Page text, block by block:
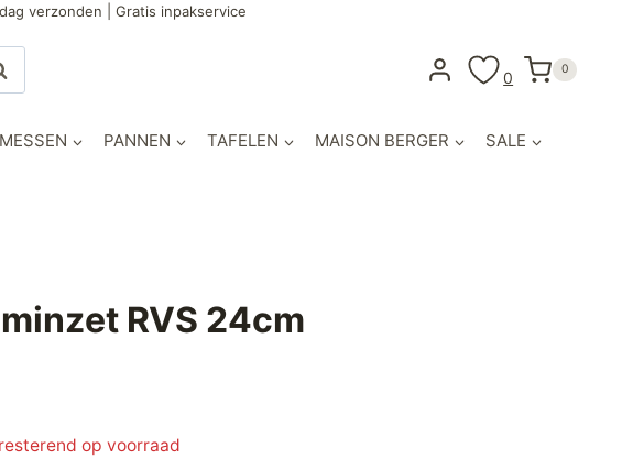
verzonden | Gratis inpakservice
0 0
MESSEN PANNEN TAFELEN MAISON BERGER SALE
RVS 24cm
op voorraad